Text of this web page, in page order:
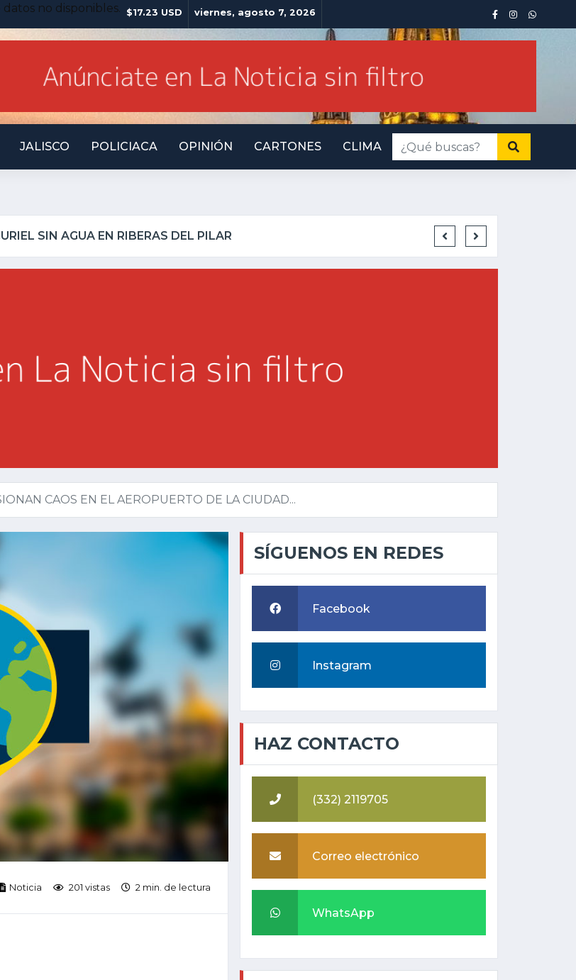
no disponibles. $17.23 USD viernes, agosto 7, 2026
JALISCO POLICIACA OPINIÓN CARTONES CLIMA
INSEGURO Y AL VIRREY NO LE IMPORTA
CAOS EN EL AEROPUERTO DE LA CIUDAD...
Noticia 201 vistas 2 min. de lectura
SÍGUENOS EN REDES
Facebook
Instagram
HAZ CONTACTO
(332) 2119705
Correo electrónico
WhatsApp